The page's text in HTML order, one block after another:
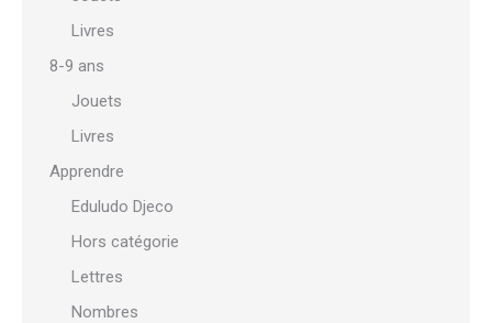
Livres
8-9 ans
Jouets
Livres
Apprendre
Eduludo Djeco
Hors catégorie
Lettres
Nombres